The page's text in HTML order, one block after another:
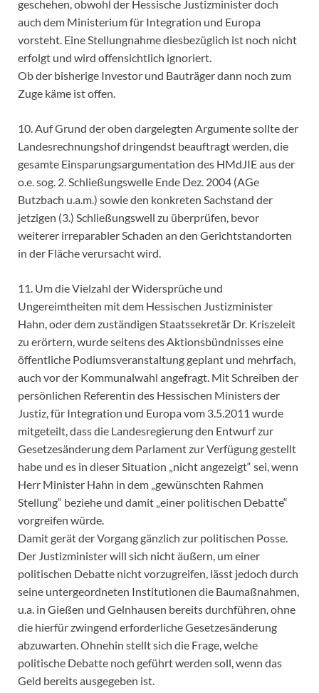
geschehen, obwohl der Hessische Justizminister doch
auch dem Ministerium für Integration und Europa
vorsteht. Eine Stellungnahme diesbezüglich ist noch nicht
erfolgt und wird offensichtlich ignoriert.
Ob der bisherige Investor und Bauträger dann noch zum
Zuge käme ist offen.
10. Auf Grund der oben dargelegten Argumente sollte der
Landesrechnungshof dringendst beauftragt werden, die
gesamte Einsparungsargumentation des HMdJIE aus der
o.e. sog. 2. Schließungswelle Ende Dez. 2004 (AGe
Butzbach u.a.m.) sowie den konkreten Sachstand der
jetzigen (3.) Schließungswell zu überprüfen, bevor
weiterer irreparabler Schaden an den Gerichtstandorten
in der Fläche verursacht wird.
11. Um die Vielzahl der Widersprüche und
Ungereimtheiten mit dem Hessischen Justizminister
Hahn, oder dem zuständigen Staatssekretär Dr. Kriszeleit
zu erörtern, wurde seitens des Aktionsbündnisses eine
öffentliche Podiumsveranstaltung geplant und mehrfach,
auch vor der Kommunalwahl angefragt. Mit Schreiben der
persönlichen Referentin des Hessischen Ministers der
Justiz, für Integration und Europa vom 3.5.2011 wurde
mitgeteilt, dass die Landesregierung den Entwurf zur
Gesetzesänderung dem Parlament zur Verfügung gestellt
habe und es in dieser Situation „nicht angezeigt“ sei, wenn
Herr Minister Hahn in dem „gewünschten Rahmen
Stellung“ beziehe und damit „einer politischen Debatte“
vorgreifen würde.
Damit gerät der Vorgang gänzlich zur politischen Posse.
Der Justizminister will sich nicht äußern, um einer
politischen Debatte nicht vorzugreifen, lässt jedoch durch
seine untergeordneten Institutionen die Baumaßnahmen,
u.a. in Gießen und Gelnhausen bereits durchführen, ohne
die hierfür zwingend erforderliche Gesetzesänderung
abzuwarten. Ohnehin stellt sich die Frage, welche
politische Debatte noch geführt werden soll, wenn das
Geld bereits ausgegeben ist.